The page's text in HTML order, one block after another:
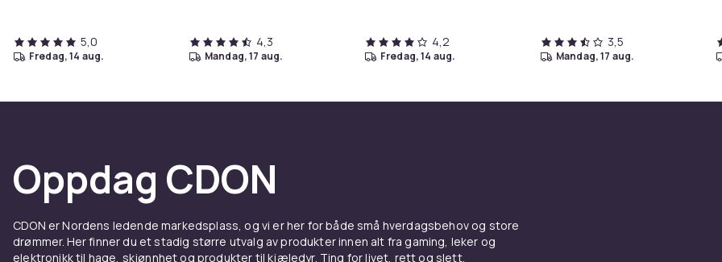
5,0
fredag, 14 aug.
4,3
mandag, 17 aug.
4,2
fredag, 14 aug.
3,5
mandag, 17 aug.
Oppdag CDON
CDON er Nordens ledende markedsplass, og vi er her for både små hverdagsbehov og store
drømmer. Her finner du et stadig større utvalg av produkter innen alt fra gaming, leker og
elektronikk til hage, skjønnhet og produkter til kjæledyr. Ting for livet, rett og slett.